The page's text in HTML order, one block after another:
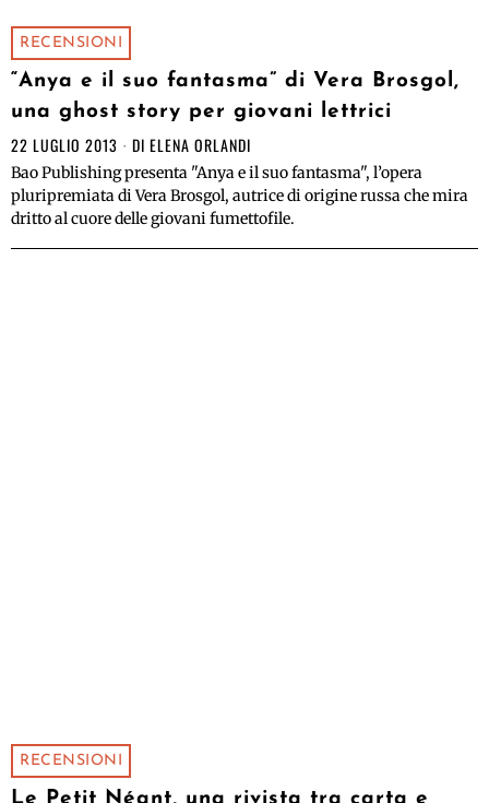
RECENSIONI
“Anya e il suo fantasma” di Vera Brosgol,
una ghost story per giovani lettrici
22 LUGLIO 2013 DI ELENA ORLANDI
Bao Publishing presenta "Anya e il suo fantasma", l’opera
pluripremiata di Vera Brosgol, autrice di origine russa che mira
dritto al cuore delle giovani fumettofile.
RECENSIONI